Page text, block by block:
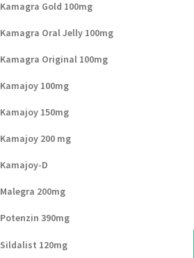
Kamagra Gold 100mg
Kamagra Oral Jelly 100mg
Kamagra Original 100mg
Kamajoy 100mg
Kamajoy 150mg
Kamajoy 200 mg
Kamajoy-D
Malegra 200mg
Potenzin 390mg
Sildalist 120mg